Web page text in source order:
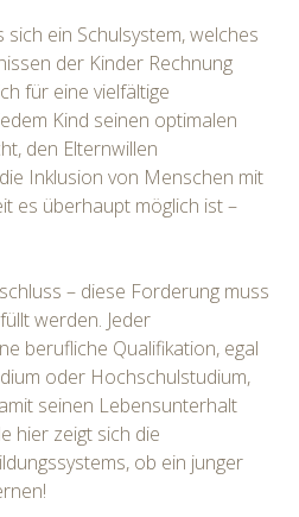
ein Schulsystem, welches
der Kinder Rechnung
für eine vielfältige
Kind seinen optimalen
den Elternwillen
Inklusion von Menschen mit
es überhaupt möglich ist –
– diese Forderung muss
werden. Jeder
berufliche Qualifikation, egal
oder Hochschulstudium,
seinen Lebensunterhalt
hier zeigt sich die
ob ein junger